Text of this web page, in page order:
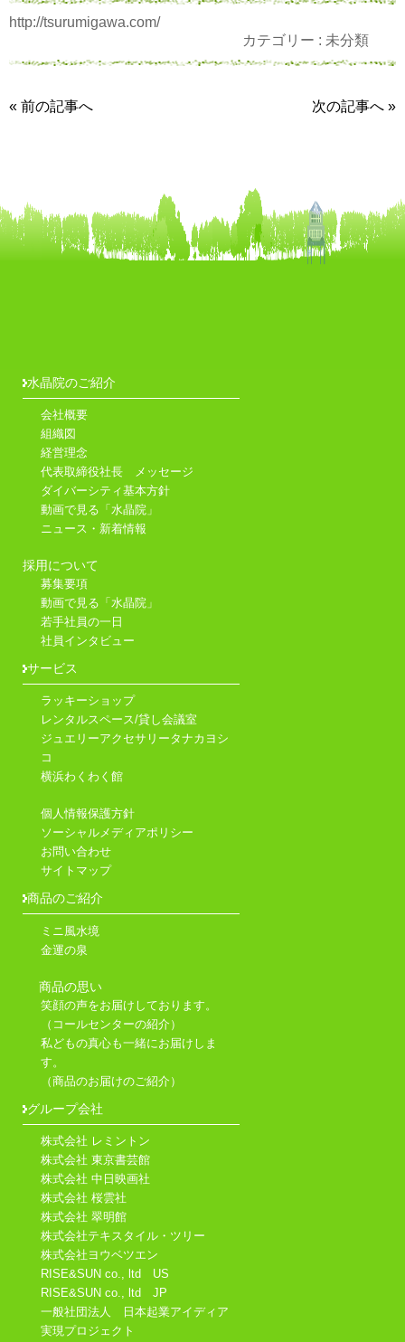
http://tsurumigawa.com/
カテゴリー : 未分類
« 前の記事へ 次の記事へ »
水晶院のご紹介
会社概要
組織図
経営理念
代表取締役社長 メッセージ
ダイバーシティ基本方針
動画で見る「水晶院」
ニュース・新着情報
採用について
募集要項
動画で見る「水晶院」
若手社員の一日
社員インタビュー
サービス
ラッキーショップ
レンタルスペース/貸し会議室
ジュエリーアクセサリータナカヨシ
コ
横浜わくわく館
個人情報保護方針
ソーシャルメディアポリシー
お問い合わせ
サイトマップ
商品のご紹介
ミニ風水境
金運の泉
商品の思い
笑顔の声をお届けしております。
（コールセンターの紹介）
私どもの真心も一緒にお届けしま
す。
（商品のお届けのご紹介）
グループ会社
株式会社 レミントン
株式会社 東京書芸館
株式会社 中日映画社
株式会社 桜雲社
株式会社 翠明館
株式会社テキスタイル・ツリー
株式会社ヨウベツエン
RISE&SUN co., ltd US
RISE&SUN co., ltd JP
一般社団法人 日本起業アイディア
実現プロジェクト